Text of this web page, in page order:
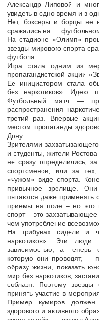
Александр Липовой и
увидеть в одно время и в
Нет, боксеры и борцы не
сражались на …
На стадионе «Олимп»
звезды мирового спорта
футбола.
Игра стала одним из
пропагандистской акции
Ее инициатором стала
без наркотиков». Идею
Футбольный матч —
распространения
третий раз. Впервые
местом пропаганды
Дону.
Зрителями
и студенты, жители
не сразу определились,
спортсменов, или за
«чужом» виде спорта.
привычное зрелище.
пытаются даже применять
приемы на поле – но это
спорт – это захватывающее
чем употребление
На трибунах сидели и
наркотиков». Эти люди
зависимостью, а теперь
которую они проводят, —
образу жизни, показать
мир без наркотиков,
соблазн. Поэтому звезды
принять участие в
Пример кумиров должен
здорового и активного